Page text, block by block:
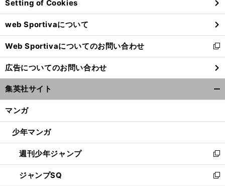
ド
ウ
で
開
く
Setting of Cookies
web Sportivaについて
Web Sportivaについてのお問い合わせ
新
し
い
ウ
ィ
ン
ウ
開
く
広告についてのお問い合わせ
集英社サイト
マンガ
少年マンガ
週刊少年ジャンプ
新
し
い
ジャンプSQ
新